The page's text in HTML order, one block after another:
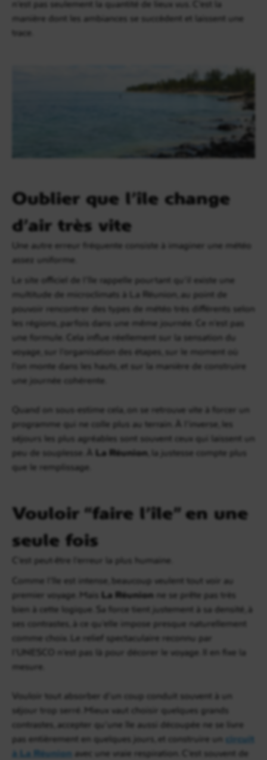
n’est pas seulement la quantité de lieux vus. C’est la
manière dont les ambiances se succèdent et laissent une
trace.
Oublier que l’île change
d’air très vite
Une autre erreur fréquente consiste à imaginer une météo
assez uniforme.
Le site officiel de l’île rappelle pourtant qu’il existe une
multitude de microclimats à La Réunion, au point de
pouvoir rencontrer des types de météo très différents selon
les régions, parfois dans une même journée. Ce n’est pas
une formule. Cela influe réellement sur la sensation du
voyage, sur l’organisation des étapes, sur le moment où
l’on monte dans les hauts, et sur la manière de construire
une journée cohérente.
Quand on sous-estime cela, on se retrouve vite à forcer un
programme qui ne colle plus au terrain. À l’inverse, les
séjours les plus agréables sont souvent ceux qui laissent un
peu de souplesse. À La Réunion , la justesse compte plus
que le remplissage.
Vouloir “faire l’île” en une
seule fois
C’est peut-être l’erreur la plus humaine.
Comme l’île est intense, beaucoup veulent tout voir au
premier voyage. Mais La Réunion ne se prête pas très
bien à cette logique. Sa force tient justement à sa densité, à
ses contrastes, à ce qu’elle impose presque naturellement
comme choix. Le relief spectaculaire reconnu par
l’UNESCO n’est pas là pour décorer le voyage. Il en fixe la
mesure.
Vouloir tout absorber d’un coup conduit souvent à un
séjour trop serré. Mieux vaut choisir quelques grands
contrastes, accepter qu’une île aussi découpée ne se livre
pas entièrement en quelques jours, et construire un circuit
à La Réunion avec une vraie respiration. C’est souvent de